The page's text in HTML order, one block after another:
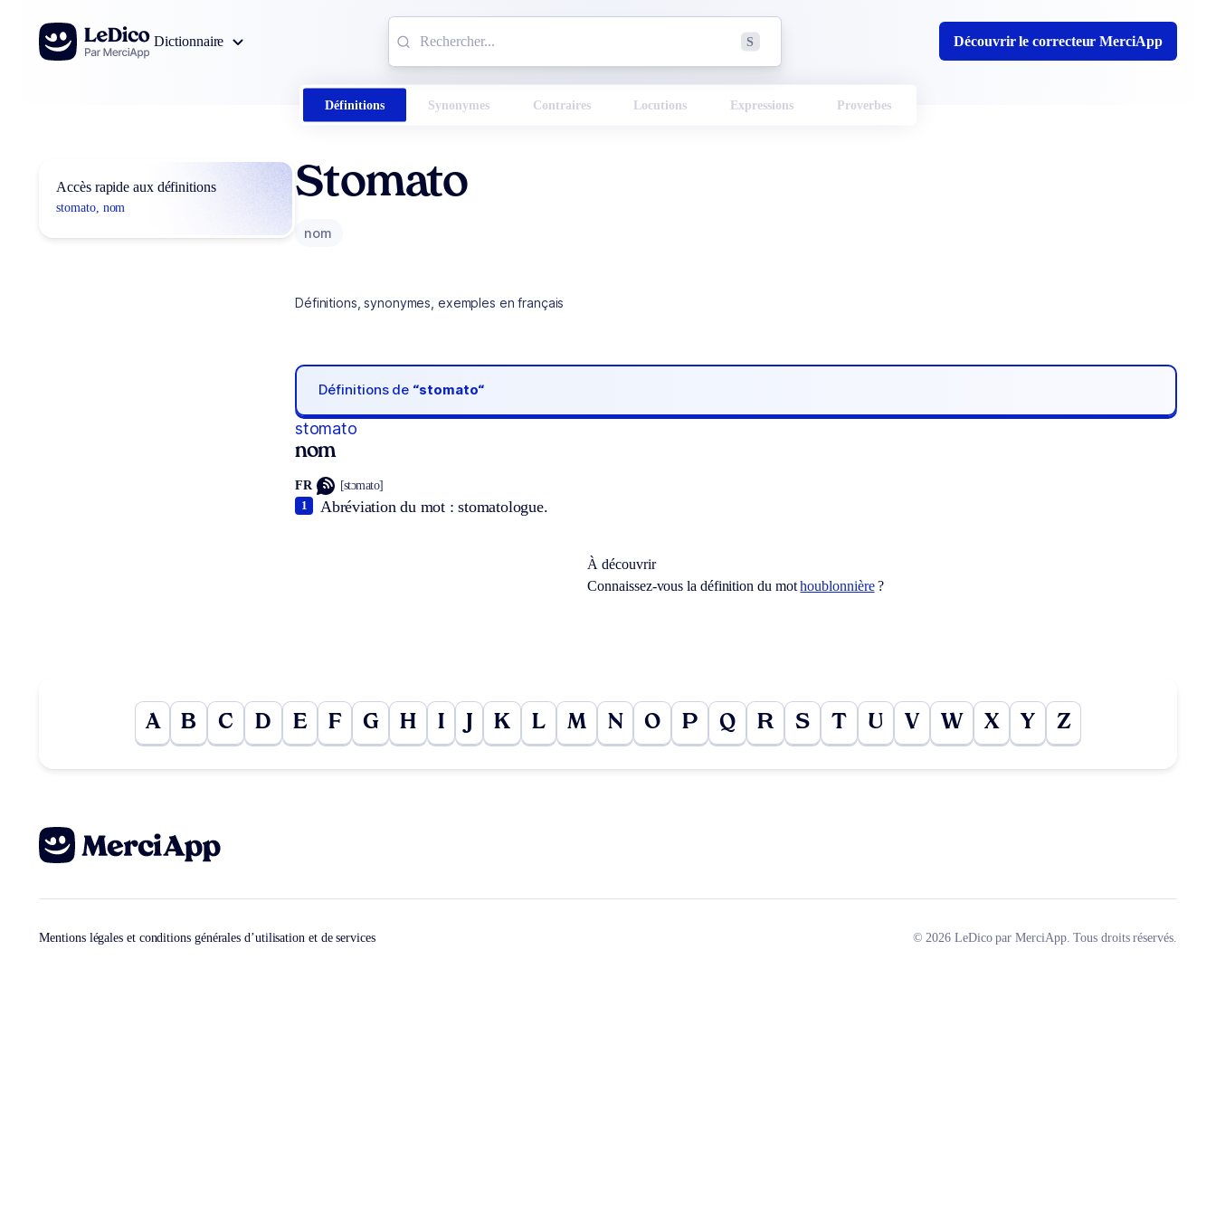
Aller au contenu
Dictionnaire
S Découvrir le correcteur MerciApp
Définitions Synonymes Contraires Locutions Expressions Proverbes
Accès rapide aux définitions
stomato, nom
Stomato
nom
Définitions, synonymes, exemples en français
Définitions de “stomato“
stomato
nom
FR [stɔmato]
Abréviation du mot : stomatologue.
1
À découvrir
Connaissez-vous la définition du mothoublonnière?
A B C D E F G H I K L M N O P Q R S T U V W X Y Z
Mentions légales et conditions générales d’utilisation et de services © 2026 LeDico par MerciApp. Tous droits réservés.